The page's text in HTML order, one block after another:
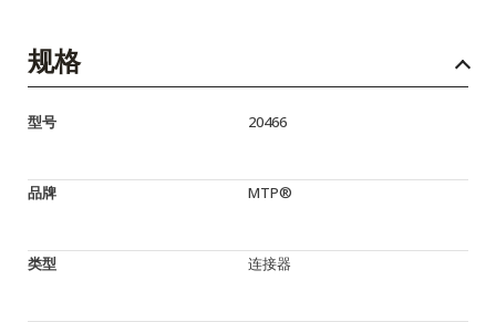
规格
型号 20466
品牌 MTP®
类型 连接器